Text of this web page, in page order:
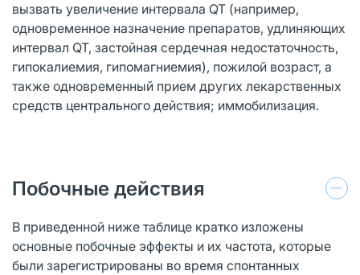
вызвать увеличение интервала QT (например,
одновременное назначение препаратов, удлиняющих
интервал QT, застойная сердечная недостаточность,
гипокалиемия, гипомагниемия), пожилой возраст, а
также одновременный прием других лекарственных
средств центрального действия; иммобилизация.
Побочные действия
В приведенной ниже таблице кратко изложены
основные побочные эффекты и их частота, которые
были зарегистрированы во время спонтанных